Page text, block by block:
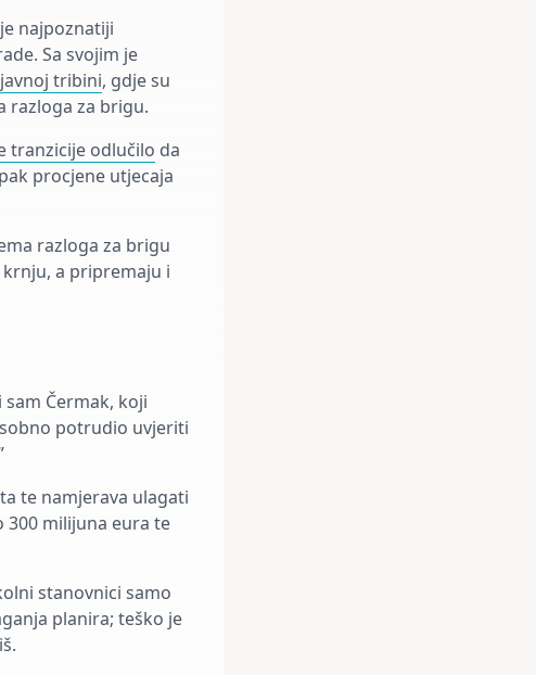
najpoznatiji
Sa svojim je
tribini, gdje su
razloga za brigu.
tranzicije odlučilo da
procjene utjecaja
razloga za brigu
a pripremaju i
Čermak, koji
potrudio uvjeriti
te namjerava ulagati
300 milijuna eura te
stanovnici samo
planira; teško je